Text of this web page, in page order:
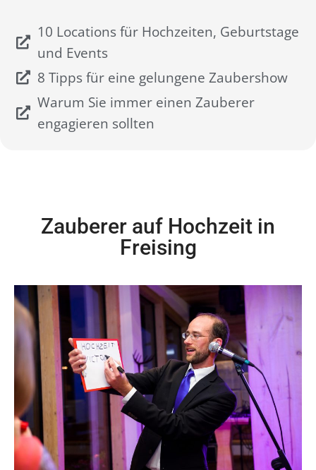
10 Locations für Hochzeiten, Geburtstage
und Events
8 Tipps für eine gelungene Zaubershow
Warum Sie immer einen Zauberer
engagieren sollten
Zauberer auf Hochzeit in
Freising